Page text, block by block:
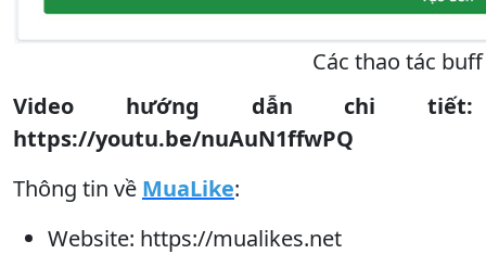
Các thao tác
Video hướng dẫn chi tiết:
https://youtu.be/nuAuN1ffwPQ
Thông tin về MuaLike:
Website: https://mualikes.net